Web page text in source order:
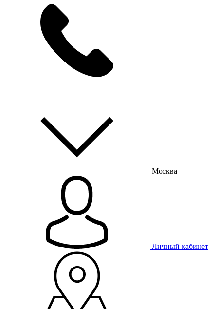
Москва
Личный кабинет